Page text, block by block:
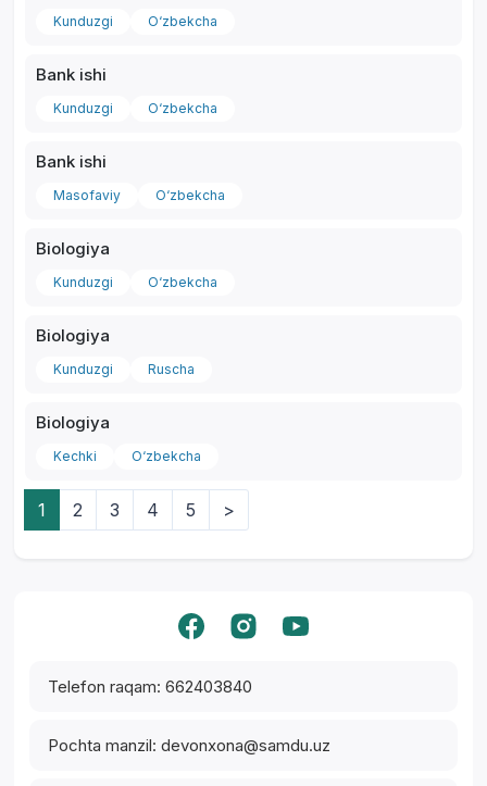
Telefon raqam: 662403840
Pochta manzil: devonxona@samdu.uz
Kunduzgi O‘zbekcha
Bank ishi
Kunduzgi O‘zbekcha
Bank ishi
Masofaviy O‘zbekcha
Biologiya
Kunduzgi O‘zbekcha
Biologiya
Kunduzgi Ruscha
Biologiya
Kechki O‘zbekcha
1 2 3 4 5 >
Yordam markazi